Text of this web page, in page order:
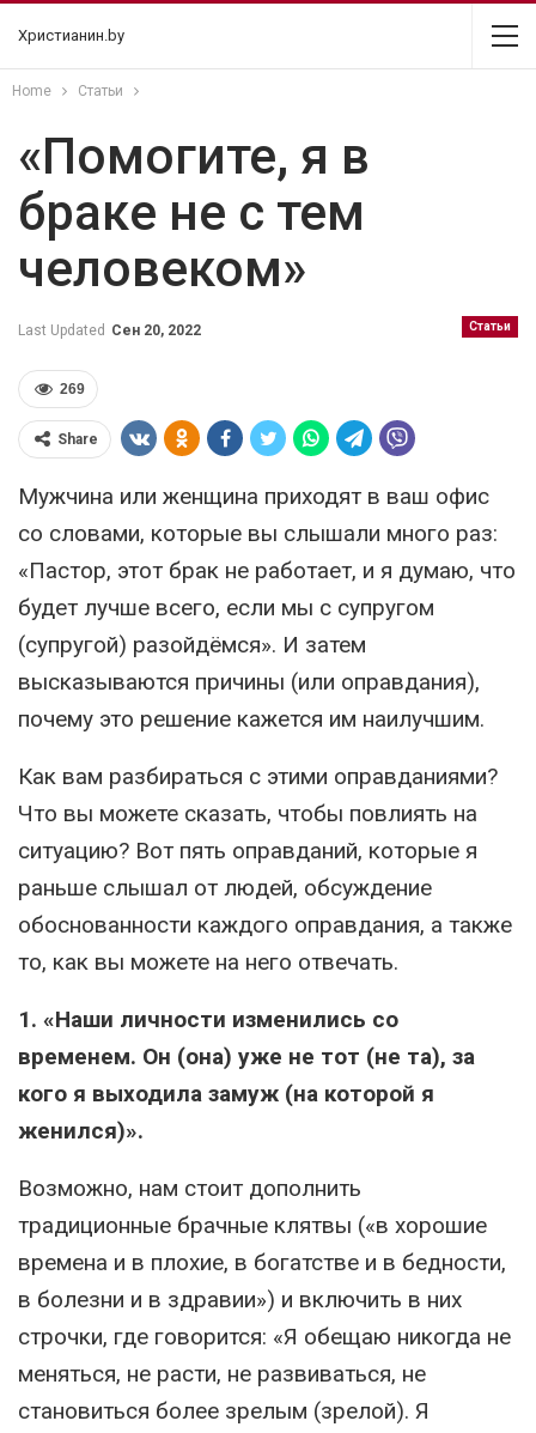
Христианин.by
Home Статьи
«Помогите, я в
браке не с тем
человеком»
Статьи
Last Updated Сен 20, 2022
269
Share
Мужчина или женщина приходят в ваш офис
со словами, которые вы слышали много раз:
«Пастор, этот брак не работает, и я думаю, что
будет лучше всего, если мы с супругом
(супругой) разойдёмся». И затем
высказываются причины (или оправдания),
почему это решение кажется им наилучшим.
Как вам разбираться с этими оправданиями?
Что вы можете сказать, чтобы повлиять на
ситуацию? Вот пять оправданий, которые я
раньше слышал от людей, обсуждение
обоснованности каждого оправдания, а также
то, как вы можете на него отвечать.
1. «Наши личности изменились со
временем. Он (она) уже не тот (не та), за
кого я выходила замуж (на которой я
женился)».
Возможно, нам стоит дополнить
традиционные брачные клятвы («в хорошие
времена и в плохие, в богатстве и в бедности,
в болезни и в здравии») и включить в них
строчки, где говорится: «Я обещаю никогда не
меняться, не расти, не развиваться, не
становиться более зрелым (зрелой). Я